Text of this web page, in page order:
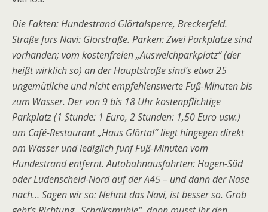
Die Fakten: Hundestrand Glörtalsperre, Breckerfeld.
Straße fürs Navi: Glörstraße. Parken: Zwei Parkplätze sind
vorhanden; vom kostenfreien „Ausweichparkplatz“ (der
heißt wirklich so) an der Hauptstraße sind’s etwa 25
ungemütliche und nicht empfehlenswerte Fuß-Minuten bis
zum Wasser. Der von 9 bis 18 Uhr kostenpflichtige
Parkplatz (1 Stunde: 1 Euro, 2 Stunden: 1,50 Euro usw.)
am Café-Restaurant „Haus Glörtal“ liegt hingegen direkt
am Wasser und lediglich fünf Fuß-Minuten vom
Hundestrand entfernt. Autobahnausfahrten: Hagen-Süd
oder Lüdenscheid-Nord auf der A45 – und dann der Nase
nach… Sagen wir so: Nehmt das Navi, ist besser so. Grob